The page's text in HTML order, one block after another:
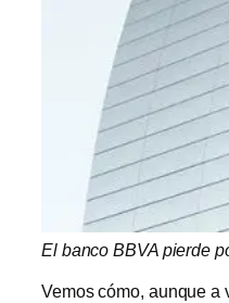
El banco BBVA pierde
Vemos cómo, aunque a